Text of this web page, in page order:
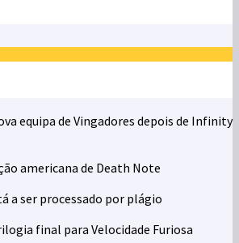
equipa de Vingadores depois de Infinity
americana de Death Note
a ser processado por plágio
final para Velocidade Furiosa